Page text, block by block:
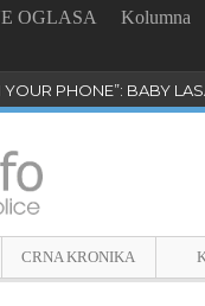
OGLASA Kolumna
YOUR PHONE”: BABY
CRNA KRONIKA